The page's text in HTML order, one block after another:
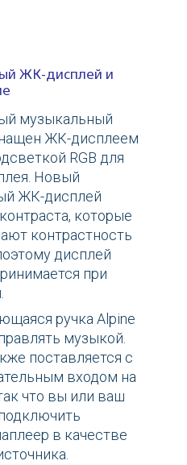
ЖК-дисплей и
музыкальный
ЖК-дисплеем
RGB для
Новый
ЖК-дисплей
которые
контрастность
дисплей
при
ручка Alpine
музыкой.
поставляется с
входом на
что вы или ваш
в качестве